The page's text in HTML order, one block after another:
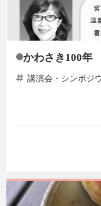
かわさき100年
講演会・シンポジ